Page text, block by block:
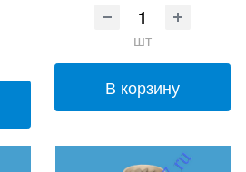
шт
В корзину